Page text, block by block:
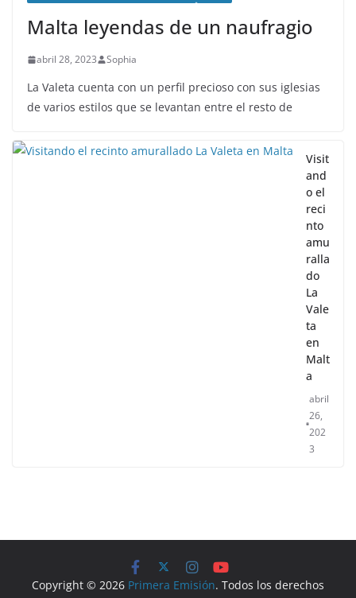
Malta leyendas de un naufragio
abril 28, 2023 Sophia
La Valeta cuenta con un perfil precioso con sus iglesias
de varios estilos que se levantan entre el resto de
Visit
and
o el
reci
nto
amu
ralla
do
La
Vale
ta
en
Malt
a
abril
26,
202
3
Copyright © 2026 Primera Emisión. Todos los derechos